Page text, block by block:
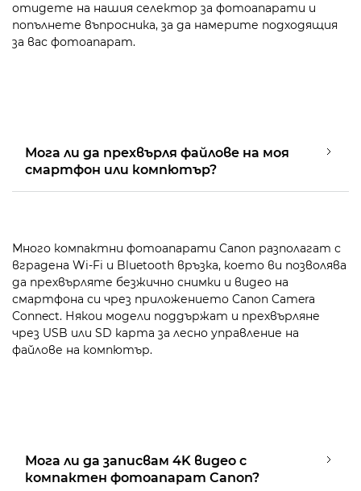
отидете на нашия селектор за фотоапарати и
попълнете въпросника, за да намерите подходящия
за вас фотоапарат.
Мога ли да прехвърля файлове на моя
смартфон или компютър?
Много компактни фотоапарати Canon разполагат с
вградена Wi-Fi и Bluetooth връзка, което ви позволява
да прехвърляте безжично снимки и видео на
смартфона си чрез приложението Canon Camera
Connect. Някои модели поддържат и прехвърляне
чрез USB или SD карта за лесно управление на
файлове на компютър.
Мога ли да записвам 4K видео с
компактен фотоапарат Canon?